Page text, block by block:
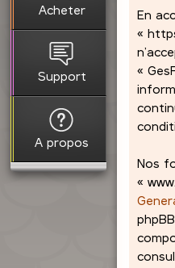
Acheter
Support
A propos
En
«
«
Nos
«